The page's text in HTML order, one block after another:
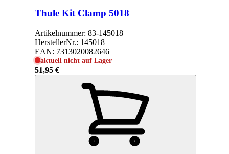
Thule Kit Clamp 5018
Artikelnummer: 83-145018
HerstellerNr.: 145018
EAN: 7313020082646
aktuell nicht auf Lager
51,95 €